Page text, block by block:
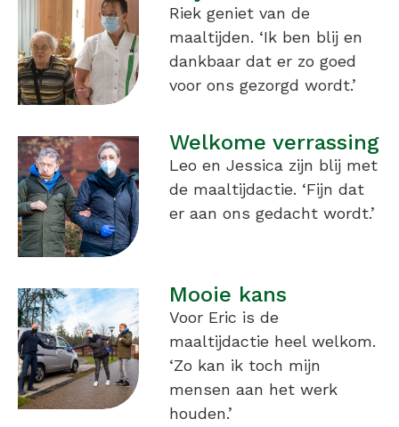
Riek geniet van de
maaltijden. ‘Ik ben blij en
dankbaar dat er zo goed
voor ons gezorgd wordt.’
Welkome verrassing
Leo en Jessica zijn blij met
de maaltijdactie. ‘Fijn dat
er aan ons gedacht wordt.’
Mooie kans
Voor Eric is de
maaltijdactie heel welkom.
‘Zo kan ik toch mijn
mensen aan het werk
houden.’